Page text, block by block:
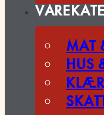
MAT
HUS